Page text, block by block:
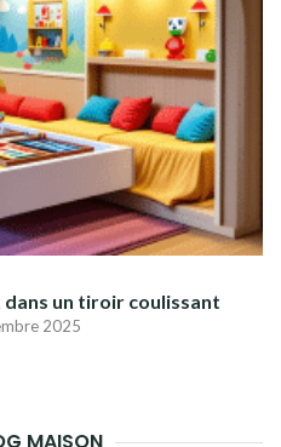
dans un tiroir coulissant
2025
MAISON